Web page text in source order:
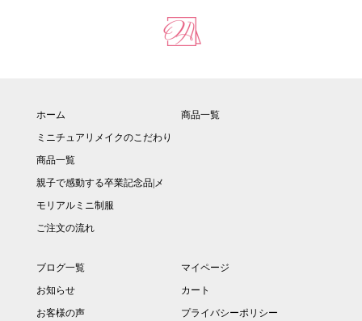
ホーム
ミニチュアリメイクのこだわり
商品一覧
親子で感動する卒業記念品|メ
モリアルミニ制服
ご注文の流れ
商品一覧
ブログ一覧
お知らせ
お客様の声
マイページ
カート
プライバシーポリシー